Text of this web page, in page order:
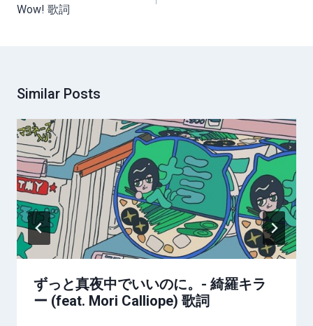
Wow! 歌詞
Similar Posts
ずっと真夜中でいいのに。- 綺羅キラ
ー (feat. Mori Calliope) 歌詞